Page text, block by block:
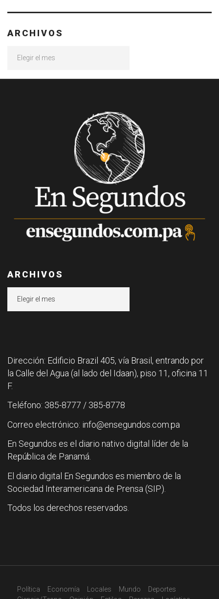
ARCHIVOS
ARCHIVOS
Dirección: Edificio Brazil 405, vía Brasil, entrando por
la Calle del Agua (al lado del Idaan), piso 11, oficina 11
F.
Teléfono: 385-8777 / 385-8778
Correo electrónico: info@ensegundos.com.pa
En Segundos es el diario nativo digital líder de la
República de Panamá.
El diario digital En Segundos es miembro de la
Sociedad Interamericana de Prensa (SIP).
Todos los derechos reservados.
Política Economía Locales Mundo
Deportes